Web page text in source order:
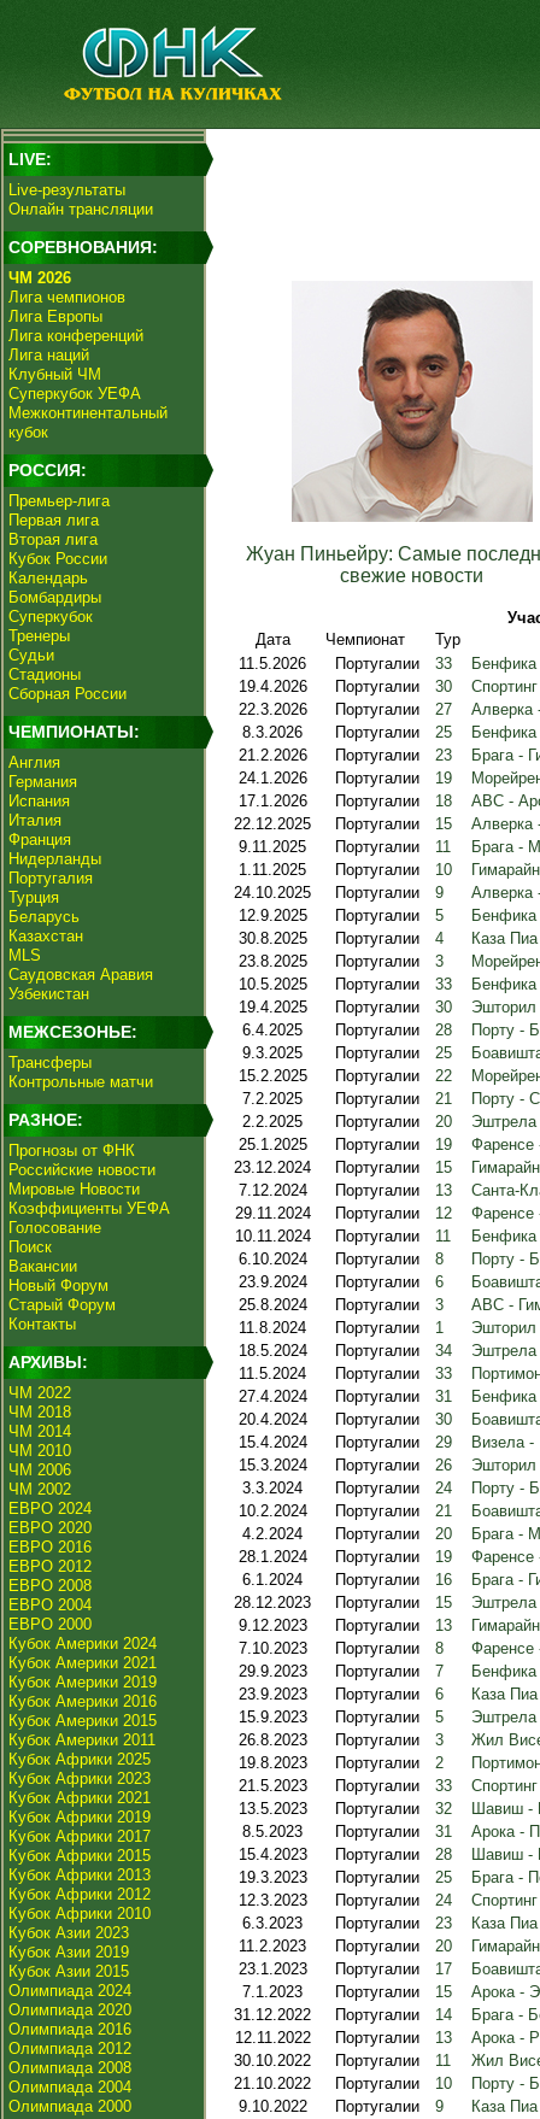
LIVE:
Live-результаты
Онлайн трансляции
СОРЕВНОВАНИЯ:
ЧМ 2026
Лига чемпионов
Лига Европы
Лига конференций
Лига наций
Клубный ЧМ
Суперкубок УЕФА
Межконтинентальный
кубок
РОССИЯ:
Премьер-лига
Первая лига
Вторая лига
Кубок России
Календарь
Бомбардиры
Суперкубок
Тренеры
Судьи
Стадионы
Сборная России
ЧЕМПИОНАТЫ:
Англия
Германия
Испания
Италия
Франция
Нидерланды
Португалия
Турция
Беларусь
Казахстан
MLS
Саудовская Аравия
Узбекистан
МЕЖСЕЗОНЬЕ:
Трансферы
Контрольные матчи
РАЗНОЕ:
Прогнозы от ФНК
Российские новости
Мировые Новости
Коэффициенты УЕФА
Голосование
Поиск
Вакансии
Новый Форум
Старый Форум
Контакты
АРХИВЫ:
ЧМ 2022
ЧМ 2018
ЧМ 2014
ЧМ 2010
ЧМ 2006
ЧМ 2002
ЕВРО 2024
ЕВРО 2020
ЕВРО 2016
ЕВРО 2012
ЕВРО 2008
ЕВРО 2004
ЕВРО 2000
Кубок Америки 2024
Кубок Америки 2021
Кубок Америки 2019
Кубок Америки 2016
Кубок Америки 2015
Кубок Америки 2011
Кубок Африки 2025
Кубок Африки 2023
Кубок Африки 2021
Кубок Африки 2019
Кубок Африки 2017
Кубок Африки 2015
Кубок Африки 2013
Кубок Африки 2012
Кубок Африки 2010
Кубок Азии 2023
Кубок Азии 2019
Кубок Азии 2015
Олимпиада 2024
Олимпиада 2020
Олимпиада 2016
Олимпиада 2012
Олимпиада 2008
Олимпиада 2004
Олимпиада 2000
Жуан Пиньейру: Самые
свежие новости
Дата
Чемпионат
Тур
11.5.2026
Португалии 33
Бенфика
19.4.2026
Португалии 30
22.3.2026
Португалии 27
Алверка
8.3.2026
Португалии 25
Бенфика
21.2.2026
Португалии 23
Брага -
24.1.2026
Португалии 19
17.1.2026
Португалии 18
АВС -
22.12.2025
Португалии 15
Алверка
9.11.2025
Португалии 11
Брага -
1.11.2025
Португалии 10
24.10.2025
Португалии 9
Алверка
12.9.2025
Португалии 5
Бенфика
30.8.2025
Португалии 4
Каза
23.8.2025
Португалии 3
10.5.2025
Португалии 33
Бенфика
19.4.2025
Португалии 30
Эшторил
6.4.2025
Португалии 28
Порту -
9.3.2025
Португалии 25
15.2.2025
Португалии 22
7.2.2025
Португалии 21
Порту -
2.2.2025
Португалии 20
25.1.2025
Португалии 19
Фаренсе
23.12.2024
Португалии 15
7.12.2024
Португалии 13
Санта-
29.11.2024
Португалии 12
Фаренсе
10.11.2024
Португалии 11
Бенфика
6.10.2024
Португалии 8
Порту -
23.9.2024
Португалии 6
25.8.2024
Португалии 3
АВС -
11.8.2024
Португалии 1
Эшторил
18.5.2024
Португалии 34
11.5.2024
Португалии 33
27.4.2024
Португалии 31
Бенфика
20.4.2024
Португалии 30
15.4.2024
Португалии 29
Визела
15.3.2024
Португалии 26
Эшторил
3.3.2024
Португалии 24
Порту -
10.2.2024
Португалии 21
4.2.2024
Португалии 20
Брага -
28.1.2024
Португалии 19
Фаренсе
6.1.2024
Португалии 16
Брага -
28.12.2023
Португалии 15
Эштрела
9.12.2023
Португалии 13
7.10.2023
Португалии 8
Фаренсе
29.9.2023
Португалии 7
Бенфика
23.9.2023
Португалии 6
Каза
15.9.2023
Португалии 5
Эштрела
26.8.2023
Португалии 3
Жил
19.8.2023
Португалии 2
21.5.2023
Португалии 33
13.5.2023
Португалии 32
Шавиш -
8.5.2023
Португалии 31
Арока -
15.4.2023
Португалии 28
Шавиш -
19.3.2023
Португалии 25
Брага -
12.3.2023
Португалии 24
6.3.2023
Португалии 23
Каза
11.2.2023
Португалии 20
23.1.2023
Португалии 17
7.1.2023
Португалии 15
Арока -
31.12.2022
Португалии 14
Брага -
12.11.2022
Португалии 13
Арока -
30.10.2022
Португалии 11
Жил
21.10.2022
Португалии 10
Порту -
9.10.2022
Португалии 9
Каза